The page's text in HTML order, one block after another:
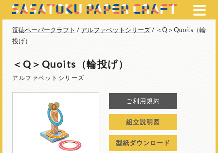
笹徳ペーパークラフト / アルファベットシリーズ/ ＜Q＞Quoits（輪
投げ）
＜Q＞Quoits（輪投げ）
アルファベットシリーズ
ご利用規約
組立説明図
型紙ダウンロード